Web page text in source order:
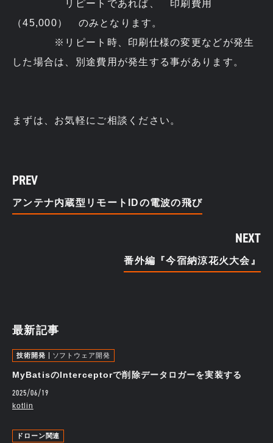
リピートであれば、 印刷費用
（45,000） のみとなります。
※リピート時、印刷仕様の変更などが発生
した場合は、別途費用が発生する事があります。
まずは、お気軽にご相談ください。
PREV
アンテナ内蔵型リモートIDの電波の飛び
NEXT
番外編『今宿納涼花火大会』
最新記事
技術開発 ソフトウェア開発
MyBatisのInterceptorで削除データロガーを実装する
2025/06/19
kotlin
ドローン関連